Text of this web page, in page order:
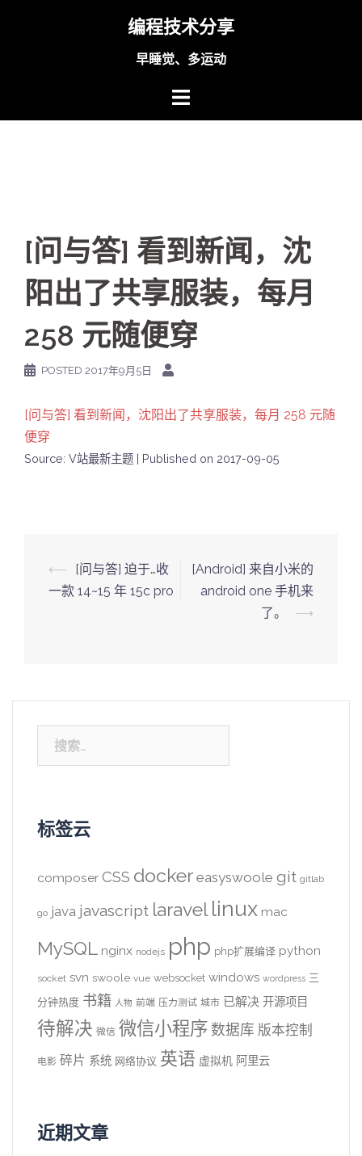
编程技术分享
早睡觉、多运动
[问与答] 看到新闻，沈
阳出了共享服装，每月
258 元随便穿
POSTED 2017年9月5日
[问与答] 看到新闻，沈阳出了共享服装，每月 258 元随
便穿
Source: V站最新主题 Published on 2017-09-05
Post
navigation
⟵
[问与答] 迫于…收
一款 14~15 年 15c pro
[Android] 来自小米的
android one 手机来
了。
⟶
索：
标签云
composer CSS docker easyswoole git gitlab
go java javascript laravel linux mac
MySQL nginx nodejs php php扩展编译 python
socket svn swoole vue websocket windows wordpress 三
分钟热度 书籍 人物 前端 压力测试 城市 已解决 开源项目
待解决 微信 微信小程序 数据库 版本控制
电影 碎片 系统 网络协议 英语 虚拟机 阿里云
近期文章